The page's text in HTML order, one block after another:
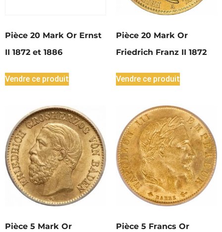
Pièce 20 Mark Or Ernst
II 1872 et 1886
Vendre ce produit
Pièce 20 Mark Or
Friedrich Franz II 1872
Vendre ce produit
Pièce 5 Mark Or
Pièce 5 Francs Or